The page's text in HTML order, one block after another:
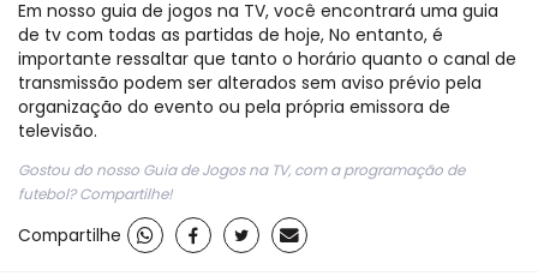
Em nosso guia de jogos na TV, você encontrará uma guia
de tv com todas as partidas de hoje, No entanto, é
importante ressaltar que tanto o horário quanto o canal de
transmissão podem ser alterados sem aviso prévio pela
organização do evento ou pela própria emissora de
televisão.
Gostou do nosso Guia de Jogos na TV, com a programação de
futebol? Compartilhe!
Compartilhe